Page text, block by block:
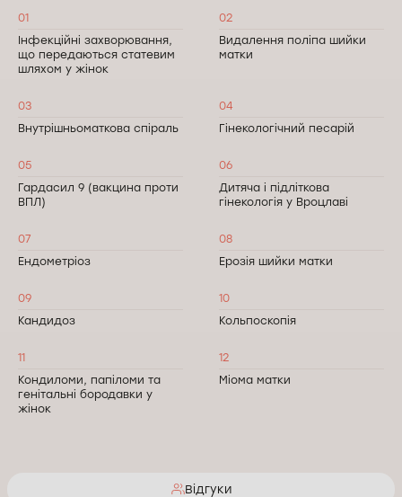
01
Інфекційні захворювання,
що передаються статевим
шляхом у жінок
02
Видалення поліпа шийки
матки
03
Внутрішньоматкова спіраль
04
Гінекологічний песарій
05
Гардасил 9 (вакцина проти
ВПЛ)
06
Дитяча і підліткова
гінекологія у Вроцлаві
07
Ендометріоз
08
Ерозія шийки матки
09
Кандидоз
10
Кольпоскопія
11
Кондиломи, папіломи та
генітальні бородавки у
жінок
12
Міома матки
Відгуки